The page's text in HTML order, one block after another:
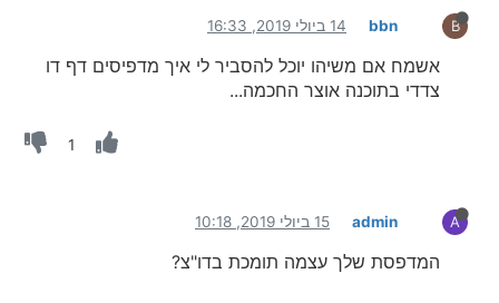
B
bbn 14 ביולי 2019, 16:33
אשמח אם משיהו יוכל להסביר לי איך מדפיסים דף דו
צדדי בתוכנה אוצר החכמה...
1
A
admin 15 ביולי 2019, 10:18
המדפסת שלך עצמה תומכת בדו"צ?